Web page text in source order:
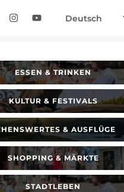
Deutsch
ESSEN & TRINKEN
KULTUR & FESTIVALS
& AUSFLÜGE
SHOPPING & MÄRKTE
STADTLEBEN